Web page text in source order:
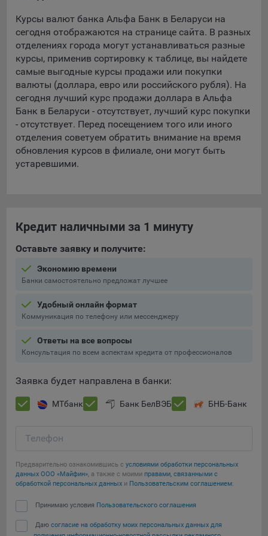
5.4. Создание и предоставление персонализированной
рекламы пользователю.
9.1. Технические (обязательные) файлы cookie, например,
для оставления отзыва либо комментария. Данные файлы
cookie используются в целях обеспечения корректной
работы сайтов и полноценного использования его
функционала пользователем, не могут быть отключены в
системах. Вместе с тем, пользователь может настроить
браузер, чтобы он блокировал такие файлы сookie или
уведомлял пользователя об их использовании — но в таком
случае некоторые разделы сайта могут не работать).
дополнительных функций сайтов, например, для хранения
пользователя или выбора языка, и для предотвращения
повторных прохождений опросов пользователями.
Подобные функции улучшают условия работы
9.3. Файлы cookie предпочтений, например, для настройки
контента. Данные файлы cookie собирают информацию о
выборе пользователя на сайте и его предпочтениях и
позволяют Обществу «запомнить» информацию о
настраивать сайт.
9.4. Аналитические файлы cookie, например
собирают информацию о том, как пользователь
использовал сайты, и позволяют Обществу вносить в них
Аналитические файлы cookie показывают, какие страницы
выявлять трудности, возникающие при использовании
рекламы. Благодаря этому у Общества есть возможность
Сохранить мои изменения
Сохранить по умолчанию
Курсы валют банка Альфа Банк в Беларуси на
сегодня отображаются на странице сайта. В разных
отделениях города могут устанавливаться разные
курсы, применив сортировку к таблице, вы найдете
самые выгодные курсы продажи или покупки
валюты (доллара, евро или российского рубля). На
сегодня лучший курс продажи доллара в Альфа
Банк в Беларуси - отсутствует, лучший курс покупки
- отсутствует. Перед посещением того или иного
отделения советуем обратить внимание на время
обновления курсов в филиале, они могут быть
устаревшими.
Кредит наличными за 1 минуту
Оставьте заявку и получите:
Экономию времени
Банки самостоятельно предложат лучшее
Удобный онлайн формат
Коммуникация по телефону или мессенджеру
Ответы на все вопросы
Консультация по всем аспектам кредита от профессионалов
Заявка будет направлена в банки:
МТбанк Банк БелВЭБ БНБ-Банк
Телефон
Предварительно ознакомившись с условиями обработки персональных
данных ООО «Майфин», а также с моими правами, связанными с
обработкой персональных данных и Пользовательским соглашением:
Принимаю условия Пользовательского соглашения
Даю согласие на обработку моих персональных данных для